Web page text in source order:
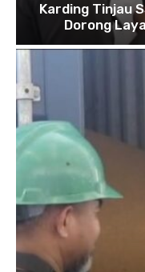
Karding Tinjau
Dorong